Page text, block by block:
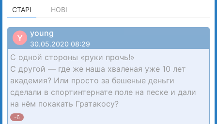
СТАРІ НОВІ
Y young
30.05.2020 08:29
С одной стороны «руки прочь!»
С другой — где же наша хваленая уже 10 лет
академия? Или просто за бешеные деньги
сделали в спортинтернате поле на песке и дали
на нём покакать Гратакосу?
-6